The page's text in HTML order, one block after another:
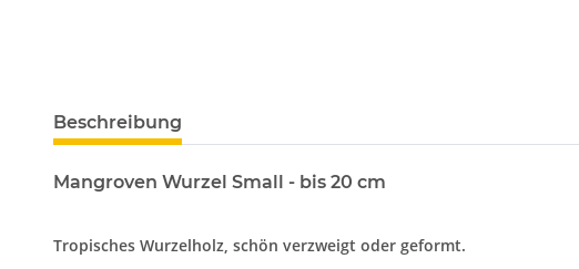
Beschreibung
Mangroven Wurzel Small - bis 20 cm
Tropisches Wurzelholz, schön verzweigt oder geformt.